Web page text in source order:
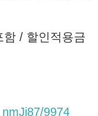
/ 할인적용금
9974